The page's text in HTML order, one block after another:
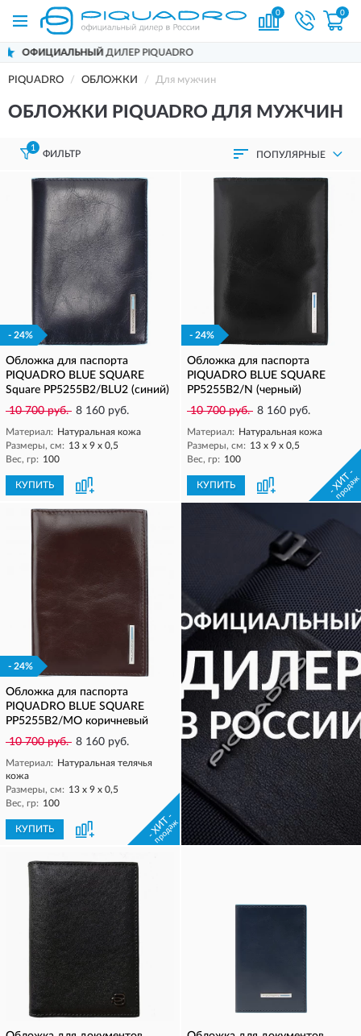
0 0
PIQUADRO ОБЛОЖКИ Для мужчин
ОБЛОЖКИ PIQUADRO ДЛЯ МУЖЧИН
1
ФИЛЬТР ПОПУЛЯРНЫЕ
- 24%
Обложка для паспорта
PIQUADRO BLUE SQUARE
Square PP5255B2/BLU2 (синий)
10 700 руб. 8 160 руб.
Материал: Натуральная кожа
Размеры, см: 13 х 9 х 0,5
Вес, гр: 100
КУПИТЬ
- 24%
Обложка для паспорта
PIQUADRO BLUE SQUARE
PP5255B2/N (черный)
10 700 руб. 8 160 руб.
Материал: Натуральная кожа
Размеры, см: 13 х 9 х 0,5
Вес, гр: 100
КУПИТЬ - ХИТ -
продаж
- 24%
Обложка для паспорта
PIQUADRO BLUE SQUARE
PP5255B2/MO коричневый
10 700 руб. 8 160 руб.
Материал: Натуральная телячья
кожа
Размеры, см: 13 х 9 х 0,5
Вес, гр: 100
КУПИТЬ - ХИТ -
продаж КУПИТЬ